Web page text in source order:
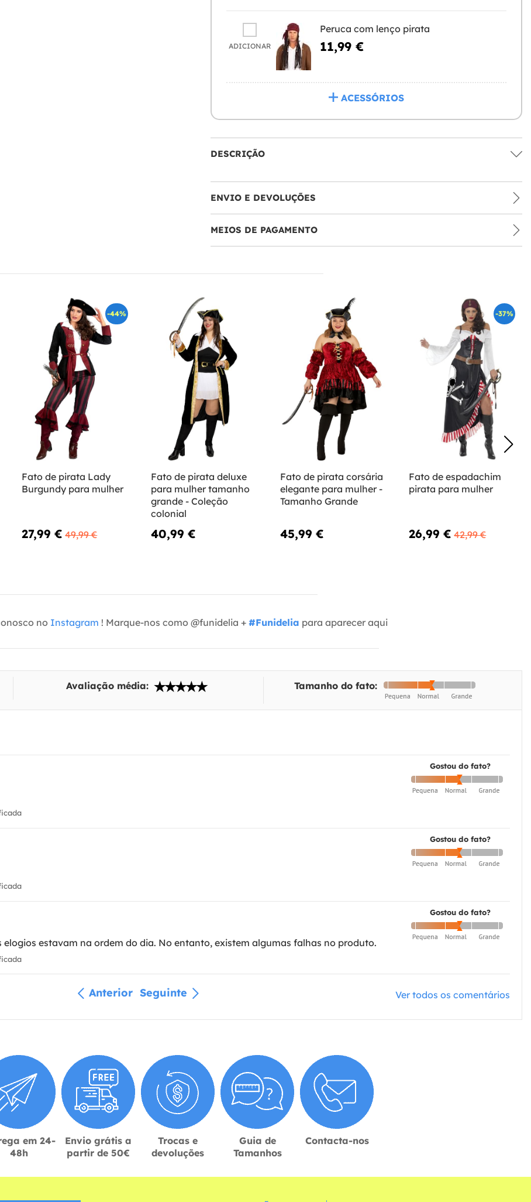
ADICIONAR
Peruca com lenço pirata
11,99 €
ACESSÓRIOS
DESCRIÇÃO
ENVIO E DEVOLUÇÕES
MEIOS DE PAGAMENTO
-44%
Fato de pirata Lady
Burgundy para mulher
27,99 € 49,99 €
Fato de pirata deluxe
para mulher tamanho
grande - Coleção
colonial
40,99 €
Fato de pirata corsária
elegante para mulher -
Tamanho Grande
45,99 €
-37%
Fato de espadachim
pirata para mulher
26,99 € 42,99 €
no Instagram ! Marque-nos como @funidelia + #Funidelia para aparecer aqui
Avaliação média: Tamanho do fato:
Gostou do fato?
Gostou do fato?
Gostou do fato?
elogios estavam na ordem do dia. No entanto, existem algumas falhas no produto.
Anterior Seguinte Ver todos os comentários
em 24-
48h
Envio grátis a
partir de 50€
Trocas e
devoluções
Guia de
Tamanhos
Contacta-nos